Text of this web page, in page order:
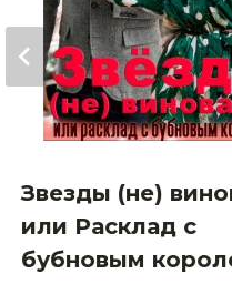
Звезды (не)
или Расклад с
бубновым